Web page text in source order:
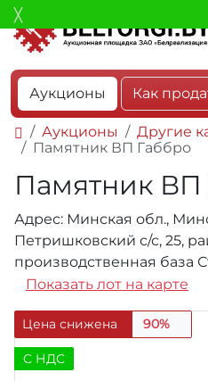
Аукционы Как
Аукционы
Другие
Памятник ВП Габбро
Памятник ВП
Адрес: Минская обл.,
Петришковский с/с, 25,
производственная база
Показать лот на карте
Цена снижена 90%
C НДС